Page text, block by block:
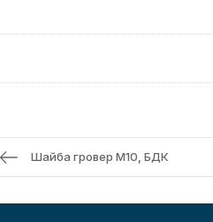
Шайба гровер М10, БДК